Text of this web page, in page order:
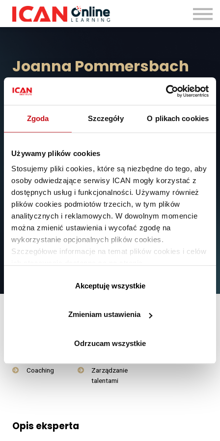
Zgoda Szczegóły O plikach cookies
Używamy plików cookies
Stosujemy pliki cookies, które są niezbędne do tego, aby
osoby odwiedzające serwisy ICAN mogły korzystać z
dostępnych usług i funkcjonalności. Używamy również
plików cookies podmiotów trzecich, w tym plików
analitycznych i reklamowych. W dowolnym momencie
można zmienić ustawienia i wycofać zgodę na
wykorzystanie opcjonalnych plików cookies.
Szczegółowe informacje na temat plików cookies i celów
Akceptuję wszystkie
Zmieniam ustawienia
Odrzucam wszystkie
Zaloguj się
Joanna Pommersbach
Konsultantka HR i trenerka przywództwa. Ekspertka z bogatym
w obszarzeDiversity & Inclusion.
Obszary eksperckie
Strategia HR
Coaching
Zarządzanie
talentami
Opis eksperta